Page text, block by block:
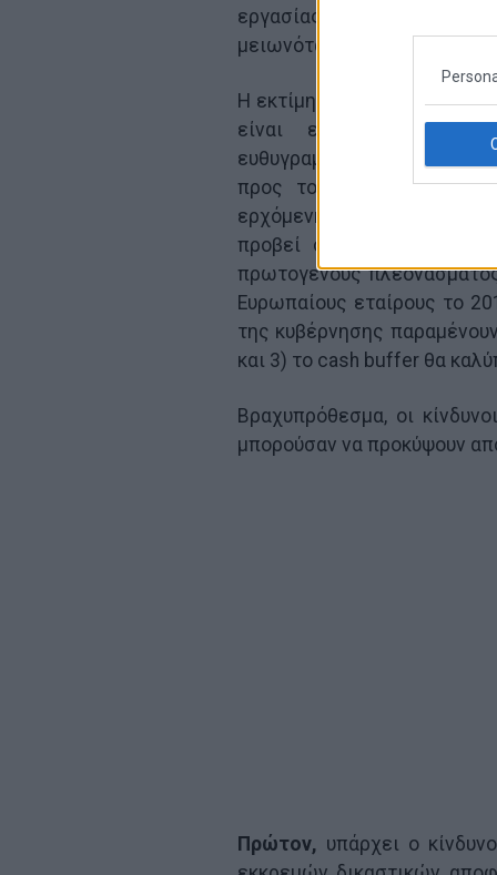
εργασίας και
μειωνόταν κάτω από μια
Η εκτίμηση της Goldman
είναι επίσης θετική
ευθυγραμμισμένη με αυτή
προς το Ελληνικό
ερχόμενη εβδομάδα, η
προβεί σε εκτίμηση
πρωτογενούς
Ευρωπαίους εταίρους το
της κυβέρνησης
και 3) το cash buffer θα
Βραχυπρόθεσμα, οι
μπορούσαν να προκύψουν
Πρώτον, υπάρχει ο